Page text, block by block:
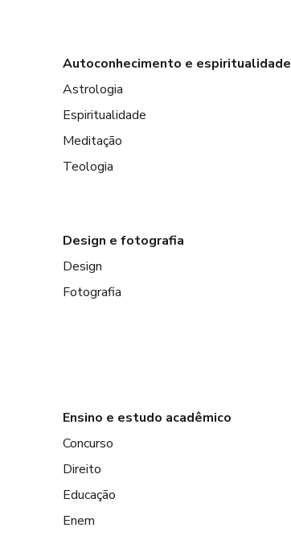
Autoconhecimento e espiritualidade
Astrologia
Espiritualidade
Meditação
Teologia
Design e fotografia
Design
Fotografia
Ensino e estudo acadêmico
Concurso
Direito
Educação
Enem